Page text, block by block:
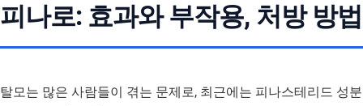
피나로: 효과와 부작용, 처방 방법
탈모는 많은 사람들이 겪는 문제로, 최근에는 피나스테리드 성분